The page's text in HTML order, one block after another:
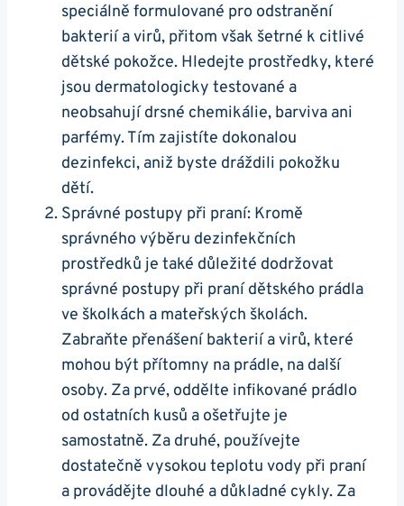
speciálně formulované pro odstranění
bakterií a virů, přitom však šetrné k citlivé
dětské pokožce. Hledejte prostředky, které
jsou dermatologicky testované a
neobsahují drsné chemikálie, barviva ani
parfémy. Tím zajistíte dokonalou
dezinfekci, aniž byste dráždili pokožku
dětí.
Správné postupy při praní: Kromě
správného výběru dezinfekčních
prostředků je také důležité dodržovat
správné postupy při praní dětského prádla
ve školkách a mateřských školách.
Zabraňte přenášení bakterií a virů, které
mohou být přítomny na prádle, na další
osoby. Za prvé, oddělte infikované prádlo
od ostatních kusů a ošetřujte je
samostatně. Za druhé, používejte
dostatečně vysokou teplotu vody při praní
a provádějte dlouhé a důkladné cykly. Za